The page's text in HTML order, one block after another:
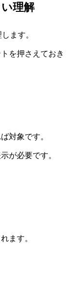
理解
ます。
を押さえておき
対象です。
が必要です。
ます。